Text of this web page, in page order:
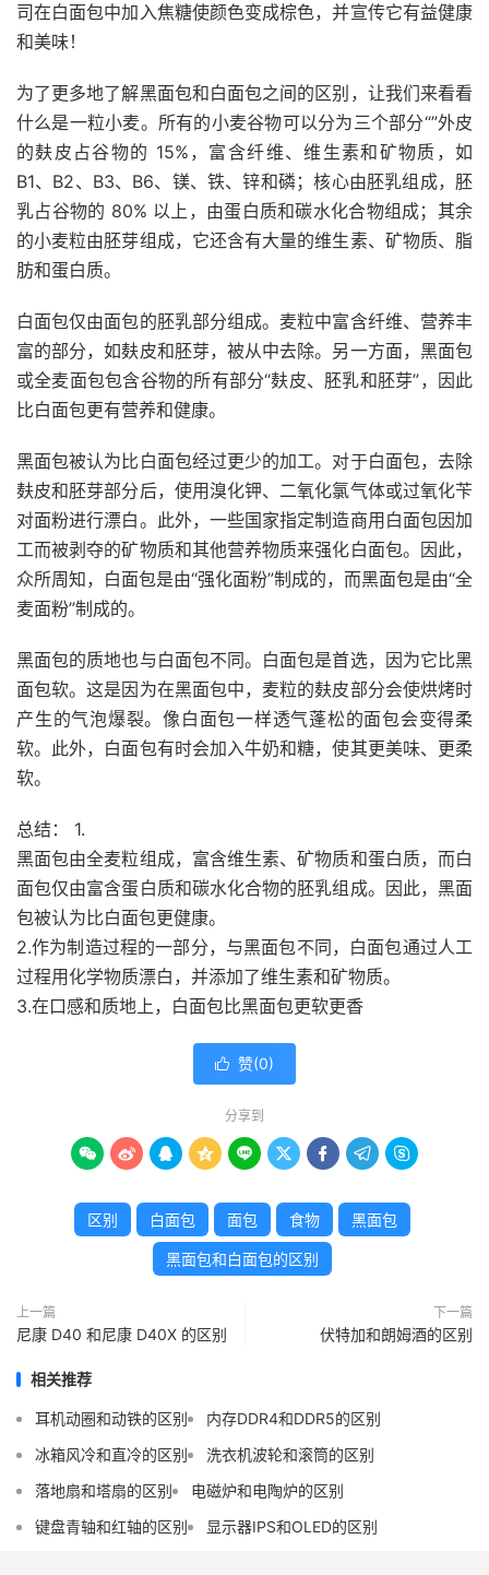
司在白面包中加入焦糖使颜色变成棕色，并宣传它有益健康
和美味！
为了更多地了解黑面包和白面包之间的区别，让我们来看看
什么是一粒小麦。所有的小麦谷物可以分为三个部分“”外皮
的麸皮占谷物的 15%，富含纤维、维生素和矿物质，如
B1、B2、B3、B6、镁、铁、锌和磷；核心由胚乳组成，胚
乳占谷物的 80% 以上，由蛋白质和碳水化合物组成；其余
的小麦粒由胚芽组成，它还含有大量的维生素、矿物质、脂
肪和蛋白质。
白面包仅由面包的胚乳部分组成。麦粒中富含纤维、营养丰
富的部分，如麸皮和胚芽，被从中去除。另一方面，黑面包
或全麦面包包含谷物的所有部分“麸皮、胚乳和胚芽”，因此
比白面包更有营养和健康。
黑面包被认为比白面包经过更少的加工。对于白面包，去除
麸皮和胚芽部分后，使用溴化钾、二氧化氯气体或过氧化苄
对面粉进行漂白。此外，一些国家指定制造商用白面包因加
工而被剥夺的矿物质和其他营养物质来强化白面包。因此，
众所周知，白面包是由“强化面粉”制成的，而黑面包是由“全
麦面粉”制成的。
黑面包的质地也与白面包不同。白面包是首选，因为它比黑
面包软。这是因为在黑面包中，麦粒的麸皮部分会使烘烤时
产生的气泡爆裂。像白面包一样透气蓬松的面包会变得柔
软。此外，白面包有时会加入牛奶和糖，使其更美味、更柔
软。
总结： 1.
黑面包由全麦粒组成，富含维生素、矿物质和蛋白质，而白
面包仅由富含蛋白质和碳水化合物的胚乳组成。因此，黑面
包被认为比白面包更健康。
2.作为制造过程的一部分，与黑面包不同，白面包通过人工
过程用化学物质漂白，并添加了维生素和矿物质。
3.在口感和质地上，白面包比黑面包更软更香
 赞(0)
分享到
        
区别 白面包 面包 食物 黑面包
黑面包和白面包的区别
上一篇
尼康 D40 和尼康 D40X 的区别
下一篇
伏特加和朗姆酒的区别
相关推荐
耳机动圈和动铁的区别
内存DDR4和DDR5的区别
冰箱风冷和直冷的区别
洗衣机波轮和滚筒的区别
落地扇和塔扇的区别
电磁炉和电陶炉的区别
键盘青轴和红轴的区别
显示器IPS和OLED的区别